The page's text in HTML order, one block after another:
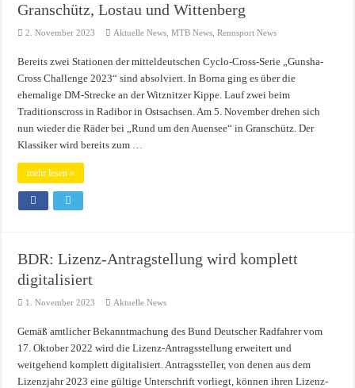
Granschütz, Lostau und Wittenberg
2. November 2023 Aktuelle News ,MTB News ,Rennsport News
Bereits zwei Stationen der mitteldeutschen Cyclo-Cross-Serie „Gunsha-
Cross Challenge 2023“ sind absolviert. In Borna ging es über die
ehemalige DM-Strecke an der Witznitzer Kippe. Lauf zwei beim
Traditionscross in Radibor in Ostsachsen. Am 5. November drehen sich
nun wieder die Räder bei „Rund um den Auensee“ in Granschütz. Der
Klassiker wird bereits zum …
mehr lesen »
BDR: Lizenz-Antragstellung wird komplett
digitalisiert
1. November 2023 Aktuelle News
Gemäß amtlicher Bekanntmachung des Bund Deutscher Radfahrer vom
17. Oktober 2022 wird die Lizenz-Antragsstellung erweitert und
weitgehend komplett digitalisiert. Antragssteller, von denen aus dem
Lizenzjahr 2023 eine gültige Unterschrift vorliegt, können ihren Lizenz-